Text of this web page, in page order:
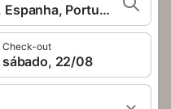
Vila Real de Santo António, Espanha, Portugal
Check-out
sábado, 22/08